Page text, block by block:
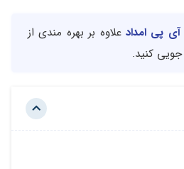
پی امداد علاوه بر بهره مندی از